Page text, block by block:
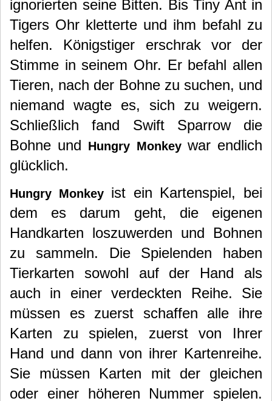
ignorierten seine Bitten. Bis Tiny Ant in
Tigers Ohr kletterte und ihm befahl zu
helfen. Königstiger erschrak vor der
Stimme in seinem Ohr. Er befahl allen
Tieren, nach der Bohne zu suchen, und
niemand wagte es, sich zu weigern.
Schließlich fand Swift Sparrow die
Bohne und Hungry Monkey war endlich
glücklich.
Hungry Monkeyist ein Kartenspiel, bei
dem es darum geht, die eigenen
Handkarten loszuwerden und Bohnen
zu sammeln. Die Spielenden haben
Tierkarten sowohl auf der Hand als
auch in einer verdeckten Reihe. Sie
müssen es zuerst schaffen alle ihre
Karten zu spielen, zuerst von Ihrer
Hand und dann von ihrer Kartenreihe.
Sie müssen Karten mit der gleichen
oder einer höheren Nummer spielen.